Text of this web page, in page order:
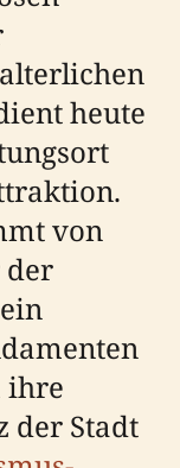
heute
von
der
ihre
der Stadt